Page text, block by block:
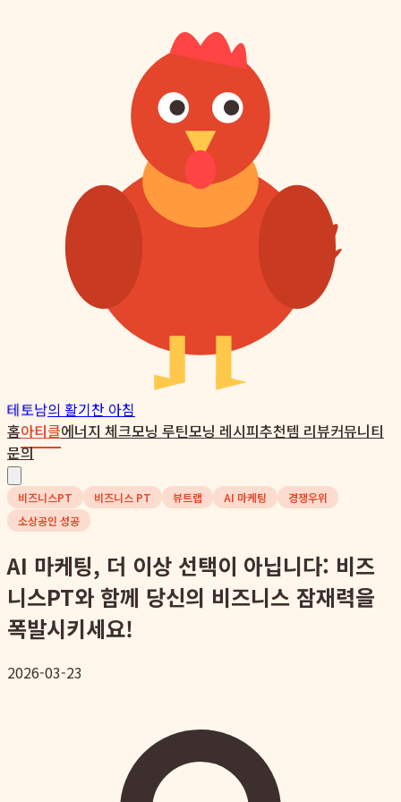
테토남의 활기찬 아침
홈아티클에너지 체크모닝 루틴모닝 레시피추천템 리뷰커뮤니티
문의
비즈니스PT 비즈니스 PT 뷰트랩 AI 마케팅
경쟁우위
소상공인 성공
AI 마케팅, 더 이상 선택이 아닙니다: 비즈
니스PT와 함께 당신의 비즈니스 잠재력을
폭발시키세요!
2026-03-23